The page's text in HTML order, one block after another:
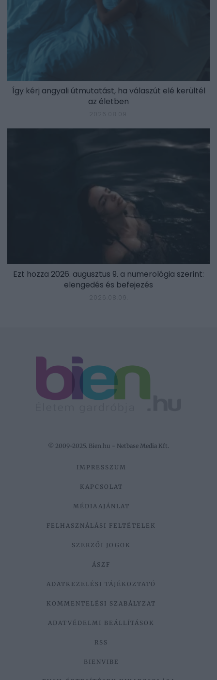
Így kérj angyali útmutatást, ha válaszút elé kerültél
az életben
Ezt hozza 2026. augusztus 9. a numerológia szerint:
elengedés és befejezés
© 2009-2025. Bien.hu - Netbase Media Kft.
IMPRESSZUM
KAPCSOLAT
MÉDIAAJÁNLAT
FELHASZNÁLÁSI FELTÉTELEK
SZERZŐI JOGOK
ÁSZF
ADATKEZELÉSI TÁJÉKOZTATÓ
KOMMENTELÉSI SZABÁLYZAT
ADATVÉDELMI BEÁLLÍTÁSOK
RSS
BIENVIBE